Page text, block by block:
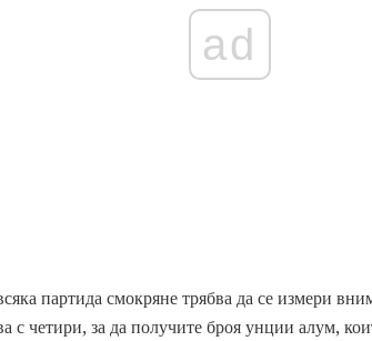
ad
партида смокряне трябва да се измери
с четири, за да получите броя унции алум,